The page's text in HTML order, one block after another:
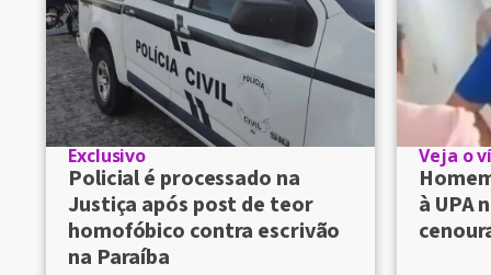
Exclusivo
Policial é processado na
Justiça após post de teor
homofóbico contra escrivão
na Paraíba
Veja o
à UPA